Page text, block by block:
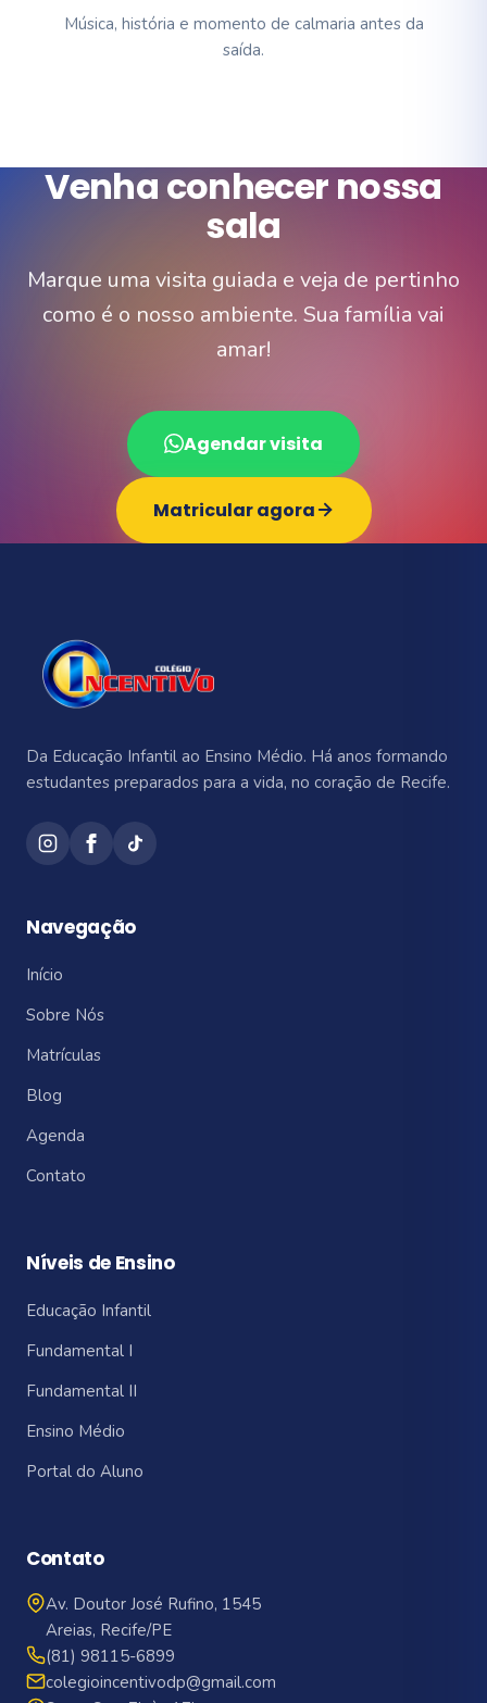
Música, história e momento de calmaria antes da
saída.
Venha conhecer nossa
sala
Marque uma visita guiada e veja de pertinho
como é o nosso ambiente. Sua família vai
amar!
Agendar visita
Matricular agora
Da Educação Infantil ao Ensino Médio. Há anos formando
estudantes preparados para a vida, no coração de Recife.
Navegação
Início
Sobre Nós
Matrículas
Blog
Agenda
Contato
Níveis de Ensino
Educação Infantil
Fundamental I
Fundamental II
Ensino Médio
Portal do Aluno
Contato
Av. Doutor José Rufino, 1545
Areias, Recife/PE
(81) 98115-6899
colegioincentivodp@gmail.com